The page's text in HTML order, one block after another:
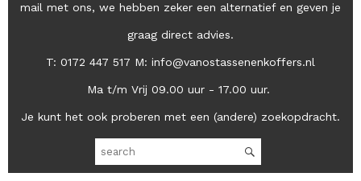
mail met ons, we hebben zeker een alternatief en geven je
graag direct advies.
T: 0172 447 517 M: info@vanostassenenkoffers.nl
Ma t/m Vrij 09.00 uur - 17.00 uur.
Je kunt het ook proberen met een (andere) zoekopdracht.